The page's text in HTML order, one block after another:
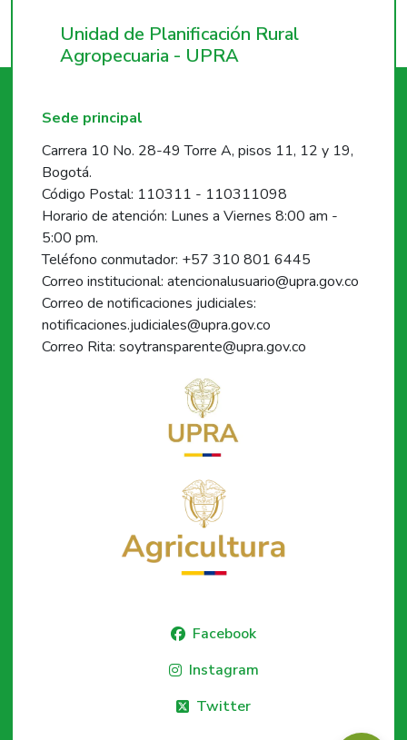
Unidad de Planificación Rural
Agropecuaria - UPRA
Sede principal
Carrera 10 No. 28-49 Torre A, pisos 11, 12 y 19,
Bogotá.
Código Postal: 110311 - 110311098
Horario de atención: Lunes a Viernes 8:00 am -
5:00 pm.
Teléfono conmutador: +57 310 801 6445
Correo institucional: atencionalusuario@upra.gov.co
Correo de notificaciones judiciales:
notificaciones.judiciales@upra.gov.co
Correo Rita: soytransparente@upra.gov.co
Facebook
Instagram
Twitter